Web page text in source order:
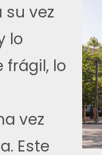
vez
lo
frágil, lo
vez
Este